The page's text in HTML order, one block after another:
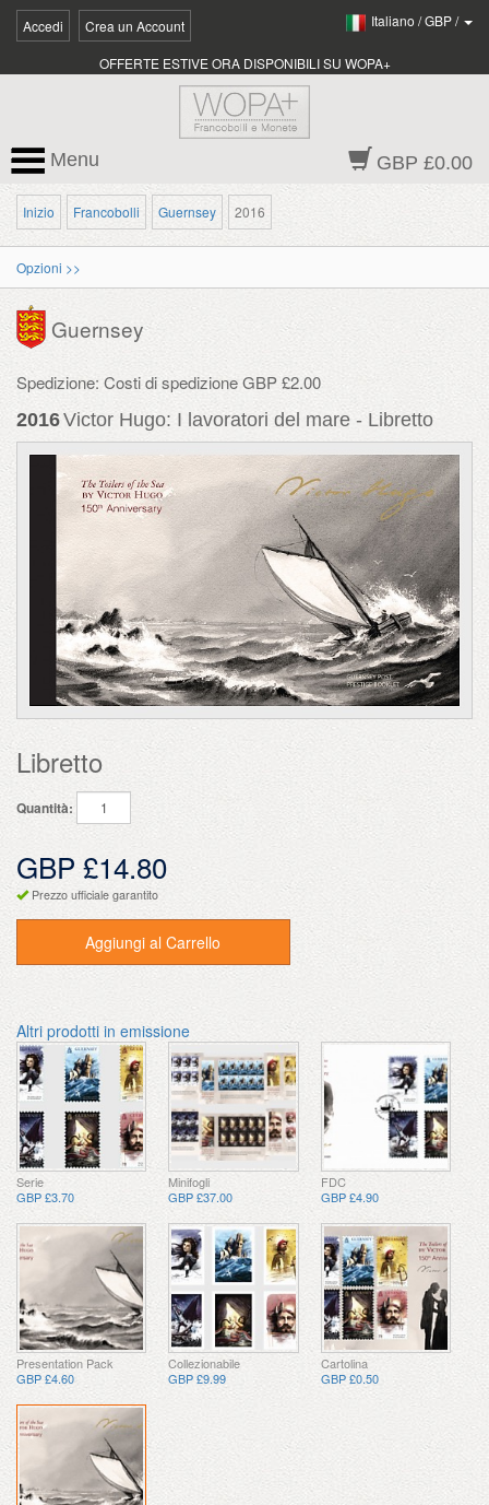
Accedi Crea un Account Italiano /GBP/
OFFERTE ESTIVE ORA DISPONIBILI SU WOPA+
GBP £0.00
Menu
Inizio Francobolli Guernsey 2016
Opzioni >>
Guernsey
Spedizione: Costi di spedizione GBP £2.00
2016Victor Hugo: I lavoratori del mare - Libretto
Libretto
Quantità:
GBP £14.80
Prezzo ufficiale garantito
Aggiungi al Carrello
Altri prodotti in emissione
Serie
GBP £3.70
Minifogli
GBP £37.00
FDC
GBP £4.90
Presentation Pack
GBP £4.60
Collezionabile
GBP £9.99
Cartolina
GBP £0.50